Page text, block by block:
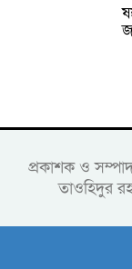
প্রকাশক ও
তাওহিদুর